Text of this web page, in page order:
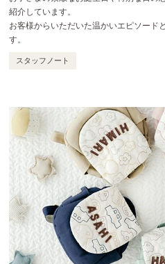
紹介しています。
お客様からいただいた温かいエピソード
す。
スタッフノート